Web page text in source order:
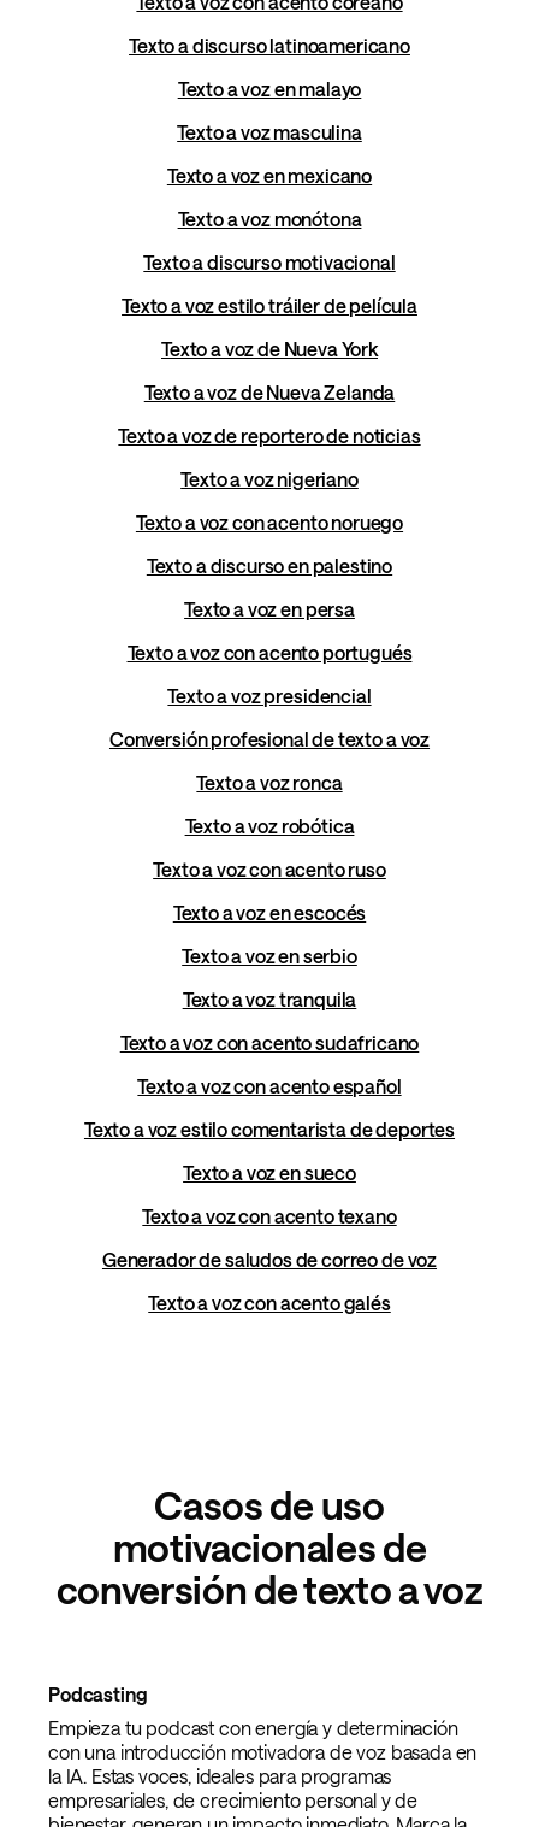
Texto a discurso latinoamericano
Texto a voz en malayo
Texto a voz masculina
Texto a voz en mexicano
Texto a voz monótona
Texto a discurso motivacional
Texto a voz estilo tráiler de película
Texto a voz de Nueva York
Texto a voz de Nueva Zelanda
Texto a voz de reportero de noticias
Texto a voz nigeriano
Texto a voz con acento noruego
Texto a discurso en palestino
Texto a voz en persa
Texto a voz con acento portugués
Texto a voz presidencial
Conversión profesional de texto a voz
Texto a voz ronca
Texto a voz robótica
Texto a voz con acento ruso
Texto a voz en escocés
Texto a voz en serbio
Texto a voz tranquila
Texto a voz con acento sudafricano
Texto a voz con acento español
Texto a voz estilo comentarista de deportes
Texto a voz en sueco
Texto a voz con acento texano
Generador de saludos de correo de voz
Texto a voz con acento galés
Casos de uso
motivacionales de
conversión de texto a voz
Podcasting
Empieza tu podcast con energía y determinación
con una introducción motivadora de voz basada en
la IA. Estas voces, ideales para programas
empresariales, de crecimiento personal y de